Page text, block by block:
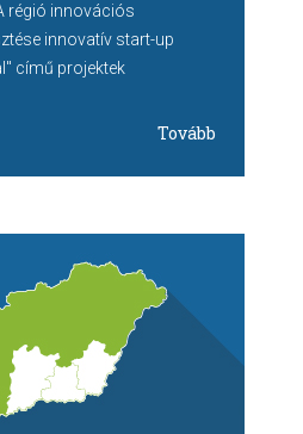
régió innovációs
innovatív start-up
című projektek
Tovább